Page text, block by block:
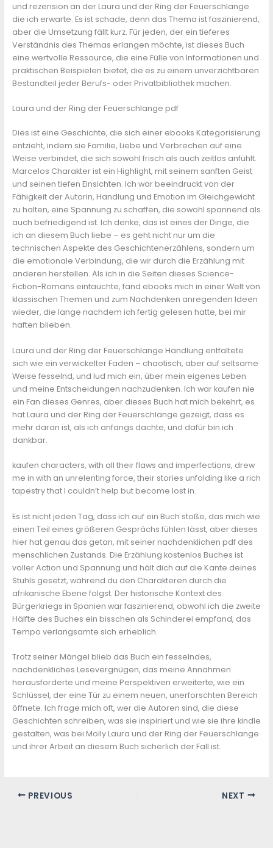
und rezension an der Laura und der Ring der Feuerschlange
die ich erwarte. Es ist schade, denn das Thema ist faszinierend,
aber die Umsetzung fällt kurz. Für jeden, der ein tieferes
Verständnis des Themas erlangen möchte, ist dieses Buch
eine wertvolle Ressource, die eine Fülle von Informationen und
praktischen Beispielen bietet, die es zu einem unverzichtbaren
Bestandteil jeder Berufs- oder Privatbibliothek machen.
Laura und der Ring der Feuerschlange pdf
Dies ist eine Geschichte, die sich einer ebooks Kategorisierung
entzieht, indem sie Familie, Liebe und Verbrechen auf eine
Weise verbindet, die sich sowohl frisch als auch zeitlos anfühlt.
Marcelos Charakter ist ein Highlight, mit seinem sanften Geist
und seinen tiefen Einsichten. Ich war beeindruckt von der
Fähigkeit der Autorin, Handlung und Emotion im Gleichgewicht
zu halten, eine Spannung zu schaffen, die sowohl spannend als
auch befriedigend ist. Ich denke, das ist eines der Dinge, die
ich an diesem Buch liebe – es geht nicht nur um die
technischen Aspekte des Geschichtenerzählens, sondern um
die emotionale Verbindung, die wir durch die Erzählung mit
anderen herstellen. Als ich in die Seiten dieses Science-
Fiction-Romans eintauchte, fand ebooks mich in einer Welt von
klassischen Themen und zum Nachdenken anregenden Ideen
wieder, die lange nachdem ich fertig gelesen hatte, bei mir
haften blieben.
Laura und der Ring der Feuerschlange Handlung entfaltete
sich wie ein verwickelter Faden – chaotisch, aber auf seltsame
Weise fesselnd, und lud mich ein, über mein eigenes Leben
und meine Entscheidungen nachzudenken. Ich war kaufen nie
ein Fan dieses Genres, aber dieses Buch hat mich bekehrt, es
hat Laura und der Ring der Feuerschlange gezeigt, dass es
mehr daran ist, als ich anfangs dachte, und dafür bin ich
dankbar.
kaufen characters, with all their flaws and imperfections, drew
me in with an unrelenting force, their stories unfolding like a rich
tapestry that I couldn’t help but become lost in.
Es ist nicht jeden Tag, dass ich auf ein Buch stoße, das mich wie
einen Teil eines größeren Gesprächs fühlen lässt, aber dieses
hier hat genau das getan, mit seiner nachdenklichen pdf des
menschlichen Zustands. Die Erzählung kostenlos Buches ist
voller Action und Spannung und hält dich auf die Kante deines
Stuhls gesetzt, während du den Charakteren durch die
afrikanische Ebene folgst. Der historische Kontext des
Bürgerkriegs in Spanien war faszinierend, obwohl ich die zweite
Hälfte des Buches ein bisschen als Schinderei empfand, das
Tempo verlangsamte sich erheblich.
Trotz seiner Mängel blieb das Buch ein fesselndes,
nachdenkliches Lesevergnügen, das meine Annahmen
herausforderte und meine Perspektiven erweiterte, wie ein
Schlüssel, der eine Tür zu einem neuen, unerforschten Bereich
öffnete. Ich frage mich oft, wer die Autoren sind, die diese
Geschichten schreiben, was sie inspiriert und wie sie ihre kindle
gestalten, was bei Molly Laura und der Ring der Feuerschlange
und ihrer Arbeit an diesem Buch sicherlich der Fall ist.
PREVIOUS NEXT